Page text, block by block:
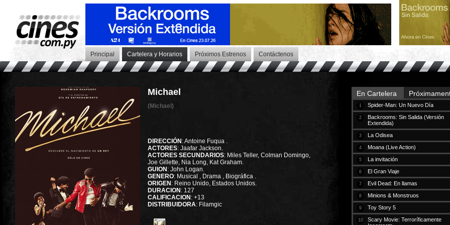
Principal Cartelera y Horarios Próximos Estrenos Contáctenos
Michael
(Michael)
DIRECCIÓN : Antoine Fuqua .
ACTORES: Jaafar Jackson.
ACTORES SECUNDARIOS: Miles Teller, Colman Domingo,
Joe Gillette, Nia Long, Kat Graham.
GUION : John Logan.
GENERO: Musical , Drama , Biográfica .
ORIGEN : Reino Unido, Estados Unidos.
DURACION : 127
CALIFICACION : +13
DISTRIBUIDORA: Filamgic
En Cartelera
1 Spider-Man: Un Nuevo Día
2
Backrooms: Sin Salida (Versión
Extendida)
3 La Odisea
4 Moana (Live Action)
5 La invitación
6 El Gran Viaje
7 Evil Dead: En llamas
8 Minions & Monstruos
9 Toy Story 5
10
Scary Movie: Terroríficamente